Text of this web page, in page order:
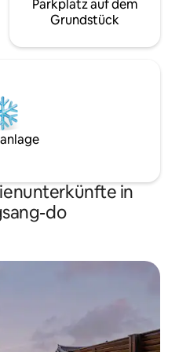
"Ein
allen,
Stadt vergessen
möchten.
Parkplatz auf dem
Grundstück
in
do